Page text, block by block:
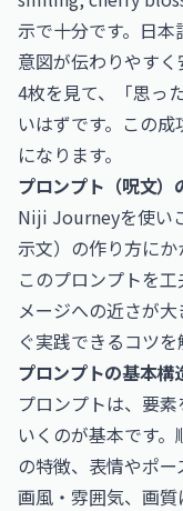
示で十分です。日
意図が伝わりやす
4枚を見て、「思っ
いはずです。この
になります。
プロンプト（呪文
Niji Journeyを使い
示文）の作り方に
このプロンプトを
メージへの近さが
ぐ実践できるコツを
プロンプトの基本構
プロンプトは、要
いくのが基本です
の特徴、表情やポー
画風・雰囲気、画